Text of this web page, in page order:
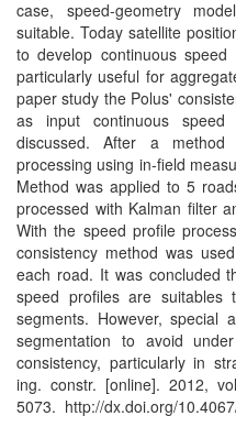
case, speed-geometry
suitable. Today satellite
to develop continuous
particularly useful for
paper study the Polus'
as input continuous
discussed. After a
processing using in-field
Method was applied to 5
processed with Kalman filter
With the speed profile
consistency method was
each road. It was concluded
speed profiles are
segments. However, special
segmentation to avoid
consistency, particularly in
ing. constr. [online]. 2012,
5073. http://dx.doi.org/